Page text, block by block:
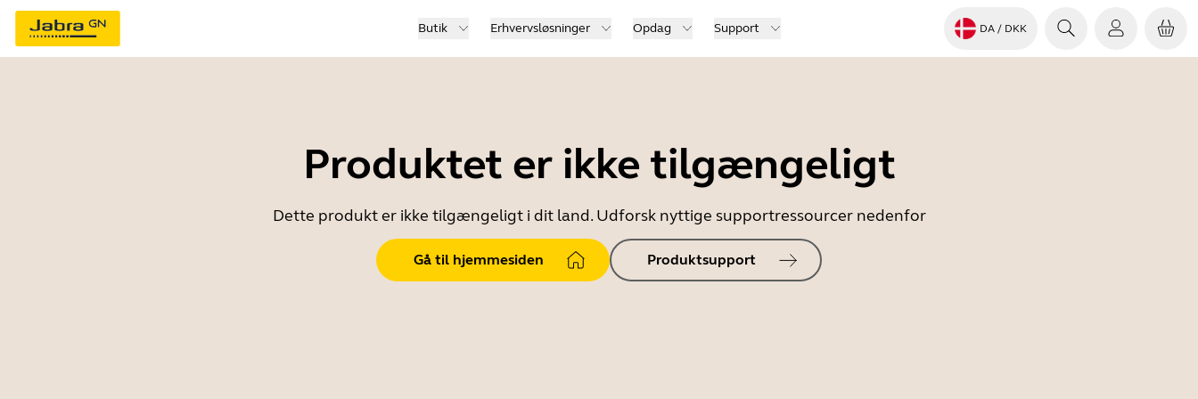
Butik Erhvervsløsninger Opdag Support DA / DKK
Produktet er ikke tilgængeligt
Dette produkt er ikke tilgængeligt i dit land. Udforsk nyttige supportressourcer nedenfor
Gå til hjemmesiden Produktsupport